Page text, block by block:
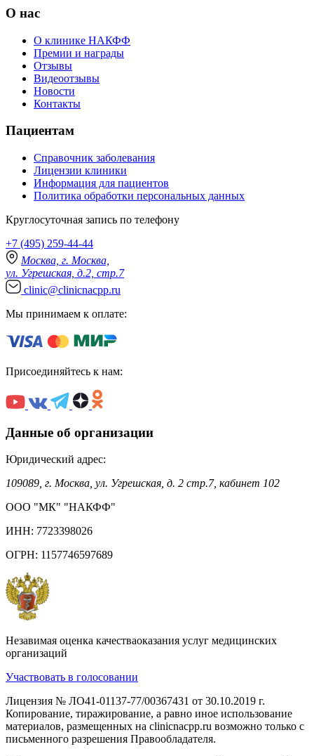
О нас
О клинике НАКФФ
Премии и награды
Отзывы
Видеоотзывы
Новости
Контакты
Пациентам
Справочник заболевания
Лицензии клиники
Информация для пациентов
Политика обработки персональных данных
Круглосуточная запись по телефону
+7 (495) 259-44-44
Москва, г. Москва,
ул. Угрешская, д.2, стр.7
clinic@clinicnacpp.ru
Мы принимаем к оплате:
Присоединяйтесь к нам:
Данные об организации
Юридический адрес:
109089, г. Москва, ул. Угрешская, д. 2 стр.7, кабинет 102
ООО "МК" "НАКФФ"
ИНН: 7723398026
ОГРН: 1157746597689
Незавимая оценка качестваоказания услуг медицинских
организаций
Участвовать в голосовании
Лицензия № ЛО41-01137-77/00367431 от 30.10.2019 г.
Копирование, тиражирование, а равно иное использование
материалов, размещенных на clinicnacpp.ru возможно только с
письменного разрешения Правообладателя.